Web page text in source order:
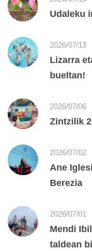
Udaleku
2026/07/13
Lizarra
bueltan!
2026/07/06
Zintzilik
2026/07/02
Ane
Berezia
2026/07/01
Mendi
taldean